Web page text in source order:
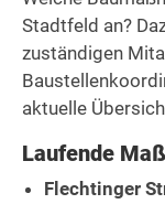
Stadtfeld an?
zuständigen
aktuelle
Laufende
Flechtinger